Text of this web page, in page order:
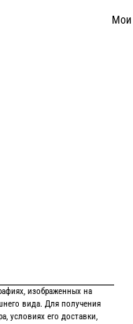
Мои
изображенных на
вида. Для получения
условиях его доставки,